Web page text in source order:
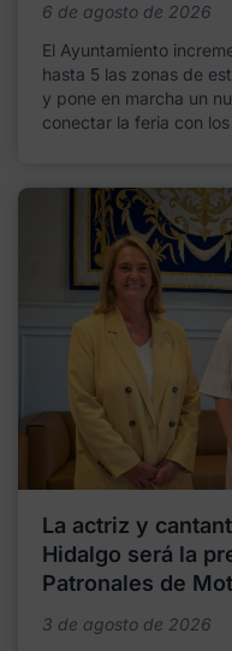
6 de agosto de 2026
El Ayuntamiento
hasta 5 las zonas de
y pone en marcha un
conectar la feria con los
La actriz y
Hidalgo será la
Patronales de
3 de agosto de 2026